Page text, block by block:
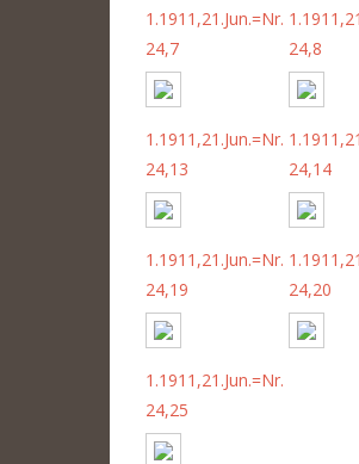
1.1911,21.Jun.=Nr.
24,7
24,8
1.1911,21.Jun.=Nr.
24,13
24,14
1.1911,21.Jun.=Nr.
24,19
24,20
1.1911,21.Jun.=Nr.
24,25